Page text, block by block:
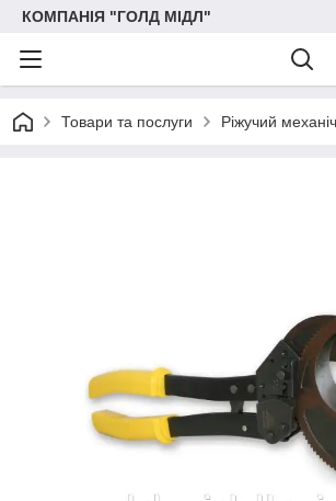
КОМПАНІЯ "ГОЛД МІДЛ"
Товари та послуги Ріжучий